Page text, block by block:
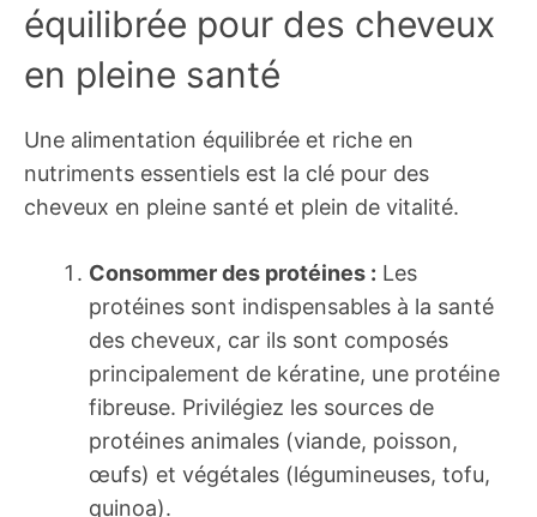
équilibrée pour des cheveux
en pleine santé
Une alimentation équilibrée et riche en
nutriments essentiels est la clé pour des
cheveux en pleine santé et plein de vitalité.
Consommer des protéines : Les
protéines sont indispensables à la santé
des cheveux, car ils sont composés
principalement de kératine, une protéine
fibreuse. Privilégiez les sources de
protéines animales (viande, poisson,
œufs) et végétales (légumineuses, tofu,
quinoa).